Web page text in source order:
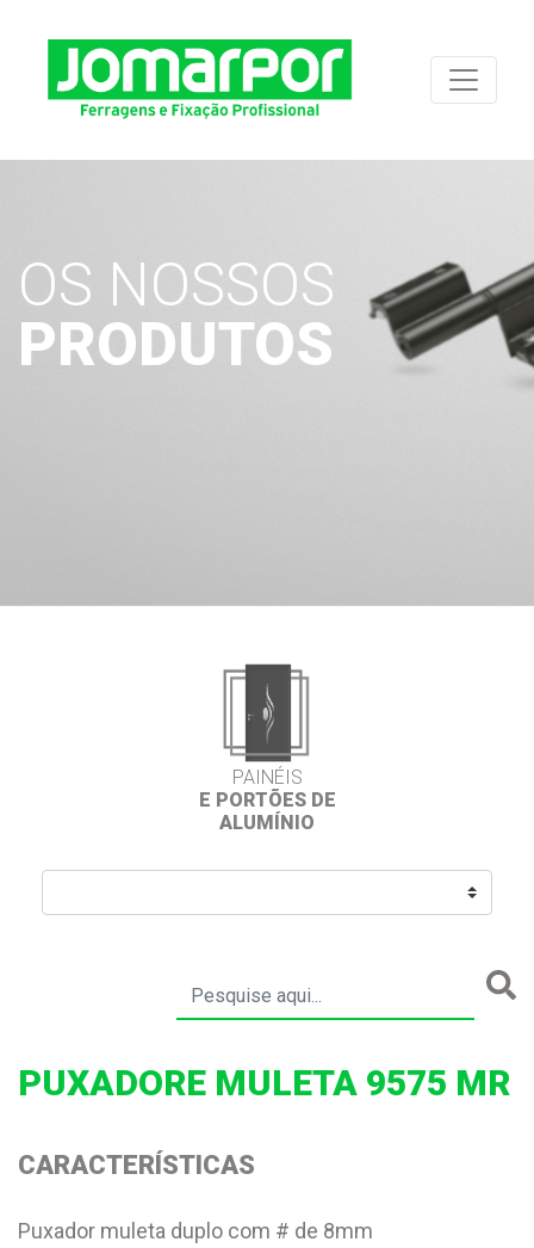
OS NOSSOS
PRODUTOS
PAINÉIS
E PORTÕES DE
ALUMÍNIO
PUXADORE MULETA 9575 MR
CARACTERÍSTICAS
Puxador muleta duplo com # de 8mm